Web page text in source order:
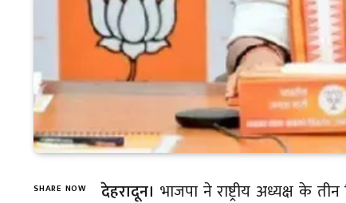
SHARE NOW देहरादून। भाजपा ने राष्ट्रीय अध्यक्ष के